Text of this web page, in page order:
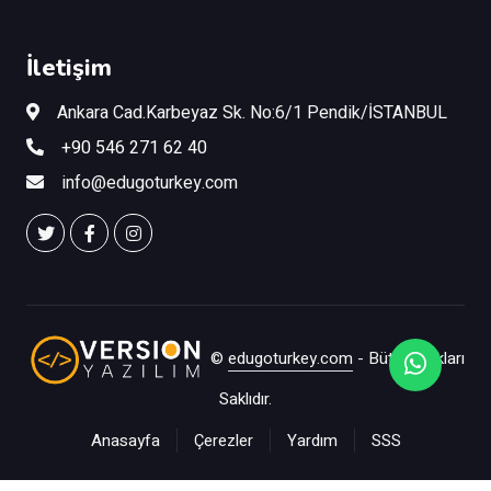
İletişim
Ankara Cad.Karbeyaz Sk. No:6/1 Pendik/İSTANBUL
+90 546 271 62 40
info@edugoturkey.com
© edugoturkey.com - Bütün Hakları
Saklıdır.
Anasayfa
Çerezler Yardım SSS